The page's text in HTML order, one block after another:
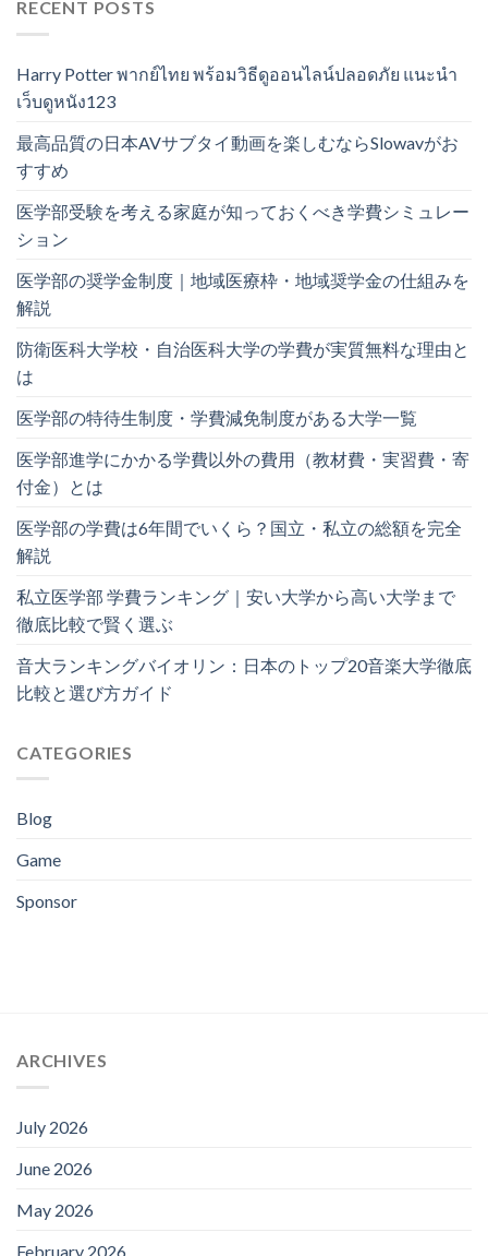
RECENT POSTS
Harry Potter พากย์ไทย พร้อมวิธีดูออนไลน์ปลอดภัย แนะนำ
เว็บดูหนัง123
最高品質の日本AVサブタイ動画を楽しむならSlowavがお
すすめ
医学部受験を考える家庭が知っておくべき学費シミュレー
ション
医学部の奨学金制度｜地域医療枠・地域奨学金の仕組みを
解説
防衛医科大学校・自治医科大学の学費が実質無料な理由と
は
医学部の特待生制度・学費減免制度がある大学一覧
医学部進学にかかる学費以外の費用（教材費・実習費・寄
付金）とは
医学部の学費は6年間でいくら？国立・私立の総額を完全
解説
私立医学部 学費ランキング｜安い大学から高い大学まで
徹底比較で賢く選ぶ
音大ランキングバイオリン：日本のトップ20音楽大学徹底
比較と選び方ガイド
CATEGORIES
Blog
Game
Sponsor
ARCHIVES
July 2026
June 2026
May 2026
February 2026